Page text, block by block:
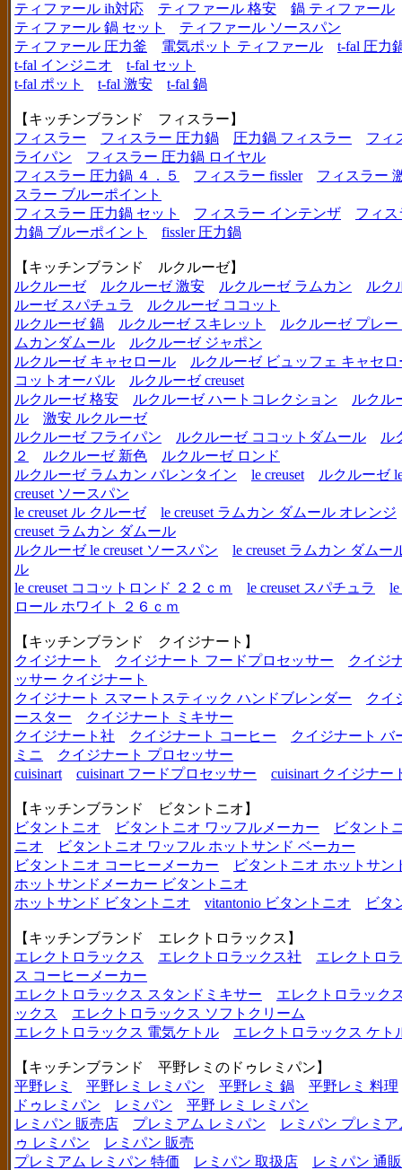
ティファール ih対応
ティファール 格安
鍋 ティファール
ティファール 鍋 セット
ティファール ソースパン
ティファール 圧力釜
電気ポット ティファール
t-fal 圧力
t-fal インジニオ
t-fal セット
t-fal ポット
t-fal 激安 t-fal 鍋
【キッチンブランド フィスラー】
フィスラー
フィスラー 圧力鍋 圧力鍋 フィスラー
フィ
ライパン
フィスラー 圧力鍋 ロイヤル
フィスラー 圧力鍋 ４．５
フィスラー fissler
フィスラー
スラー ブルーポイント
フィスラー 圧力鍋 セット
フィスラー インテンザ
フィ
力鍋 ブルーポイント
fissler 圧力鍋
【キッチンブランド ルクルーゼ】
ルクルーゼ
ルクルーゼ 激安 ルクルーゼ ラムカン
ルク
ルーゼ スパチュラ
ルクルーゼ ココット
ルクルーゼ 鍋
ルクルーゼ スキレット
ルクルーゼ プレ
ムカンダムール
ルクルーゼ ジャポン
ルクルーゼ キャセロール
ルクルーゼ ビュッフェ キャセロ
コットオーバル
ルクルーゼ creuset
ルクルーゼ 格安
ルクルーゼ ハートコレクション
ルクル
ル
激安 ルクルーゼ
ルクルーゼ フライパン
ルクルーゼ ココットダムール
ル
２
ルクルーゼ 新色
ルクルーゼ ロンド
ルクルーゼ ラムカン バレンタイン
le creuset
ルクルーゼ
creuset ソースパン
le creuset ル クルーゼ
le creuset ラムカン ダムール オレンジ
creuset ラムカン ダムール
ルクルーゼ le creuset ソースパン
le creuset ラムカン ダム
ル
le creuset ココットロンド ２２ｃｍ
le creuset スパチュラ
le
ロール ホワイト ２６ｃｍ
【キッチンブランド クイジナート】
クイジナート
クイジナート フードプロセッサー
クイジ
ッサー クイジナート
クイジナート スマートスティック ハンドブレンダー
クイ
ースター
クイジナート ミキサー
クイジナート社
クイジナート コーヒー
クイジナート バ
ミニ
クイジナート プロセッサー
cuisinart
cuisinart フードプロセッサー cuisinart クイジナー
【キッチンブランド ビタントニオ】
ビタントニオ
ビタントニオ ワッフルメーカー
ビタント
ニオ
ビタントニオ ワッフル ホットサンド ベーカー
ビタントニオ コーヒーメーカー
ビタントニオ ホットサン
ホットサンドメーカー ビタントニオ
ホットサンド ビタントニオ
vitantonio ビタントニオ ビタ
【キッチンブランド エレクトロラックス】
エレクトロラックス
エレクトロラックス社
エレクトロ
ス コーヒーメーカー
エレクトロラックス スタンドミキサー
エレクトロラック
ックス
エレクトロラックス ソフトクリーム
エレクトロラックス 電気ケトル
エレクトロラックス ケト
【キッチンブランド 平野レミのドゥレミパン】
平野レミ
平野レミ レミパン 平野レミ 鍋
平野レミ 料理
ドゥレミパン
レミパン
平野 レミ レミパン
レミパン 販売店
プレミアム レミパン
レミパン プレミア
ゥ レミパン
レミパン 販売
プレミアム レミパン 特価
レミパン 取扱店
レミパン 通販